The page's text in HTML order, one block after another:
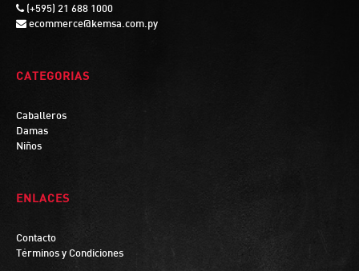
(+595) 21 688 1000
ecommerce@kemsa.com.py
CATEGORIAS
Caballeros
Damas
Niños
ENLACES
Contacto
Términos y Condiciones